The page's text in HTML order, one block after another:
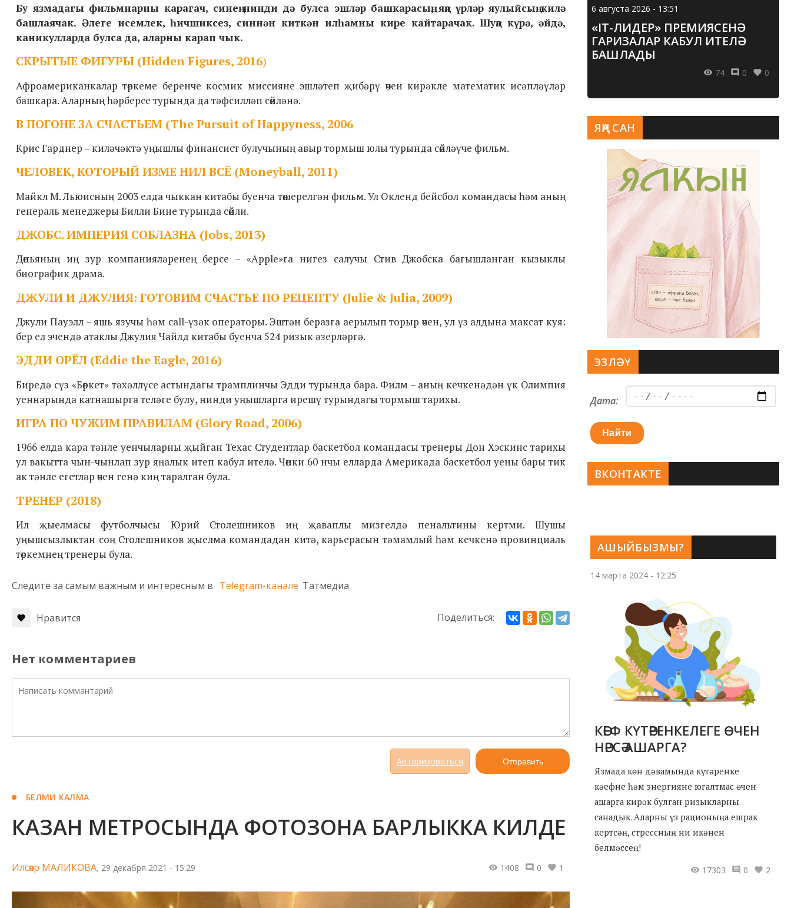
Бу язмадагы фильмнарны карагач, синең нинди дә булса эшләр башкарасың, яңа үрләр яулыйсың килә
башлаячак. Әлеге исемлек, һичшиксез, синнән киткән илһамны кире кайтарачак. Шуңа күрә, әйдә,
каникулларда булса да, аларны карап чык.
СКРЫТЫЕ ФИГУРЫ (Hidden Figures, 2016)
Афроамериканкалар төркеме беренче космик миссияне эшләтеп җибәрү өчен кирәкле математик исәпләүләр
башкара. Аларның һәрберсе турында да тәфсилләп сөйләнә.
В ПОГОНЕ ЗА СЧАСТЬЕМ (The Pursuit of Happyness, 2006
Крис Гарднер – киләчәктә уңышлы финансист булучының авыр тормыш юлы турында сөйләүче фильм.
ЧЕЛОВЕК, КОТОРЫЙ ИЗМЕ НИЛ ВСЁ (Moneyball, 2011)
Майкл М. Льюисның 2003 елда чыккан китабы буенча төшерелгән фильм. Ул Окленд бейсбол командасы һәм аның
генераль менеджеры Билли Бине турында сөйли.
ДЖОБС. ИМПЕРИЯ СОБЛАЗНА (Jobs, 2013)
Дөньяның иң зур компанияләренең берсе – «Apple»га нигез салучы Стив Джобска багышланган кызыклы
биографик драма.
ДЖУЛИ И ДЖУЛИЯ: ГОТОВИМ СЧАСТЬЕ ПО РЕЦЕПТУ (Julie & Julia, 2009)
Джули Пауэлл – яшь язучы һәм call-үзәк операторы. Эштән беразга аерылып торыр өчен, ул үз алдына максат куя:
бер ел эчендә атаклы Джулия Чайлд китабы буенча 524 ризык әзерләргә.
ЭДДИ ОРЁЛ (Eddie the Eagle, 2016)
Биредә сүз «Бөркет» тәхәллүсе астындагы трамплинчы Эдди турында бара. Филм – аның кечкенәдән үк Олимпия
уеннарында катнашырга теләге булу, нинди уңышларга ирешү турындагы тормыш тарихы.
ИГРА ПО ЧУЖИМ ПРАВИЛАМ (Glory Road, 2006)
1966 елда кара тәнле уенчыларны җыйган Техас Студентлар баскетбол командасы тренеры Дон Хэскинс тарихы
ул вакытта чын-чынлап зур яңалык итеп кабул ителә. Чөнки 60 нчы елларда Америкада баскетбол уены бары тик
ак тәнле егетләр өчен генә киң таралган була.
ТРЕНЕР (2018)
Ил җыелмасы футболчысы Юрий Столешников иң җаваплы мизгелдә пенальтины кертми. Шушы
уңышсызлыктан соң Столешников җыелма командадан китә, карьерасын тәмамлый һәм кечкенә провинциаль
төркемнең тренеры була.
Следите за самым важным и интересным в Telegram-канале Татмедиа
Нравится Поделиться:
Нет комментариев
Авторизоваться Отправить
БЕЛМИ КАЛМА
КАЗАН МЕТРОСЫНДА ФОТОЗОНА БАРЛЫККА КИЛДЕ
Илсөяр МАЛИКОВА, 29 декабря 2021 - 15:29 1408 0 1
6 августа 2026 - 13:51
«IT-ЛИДЕР» ПРЕМИЯСЕНӘ
ГАРИЗАЛАР КАБУЛ ИТЕЛӘ
БАШЛАДЫ
74 0 0
АШЫЙБЫЗМЫ?
14 марта 2024 - 12:25
КӘЕФ КҮТӘРЕНКЕЛЕГЕ ӨЧЕН
НӘРСӘ АШАРГА?
Язмада көн дәвамында күтәренке
кәефне һәм энергияне югалтмас өчен
ашарга кирәк булган ризыкларны
санадык. Аларны үз рационыңа ешрак
кертсәң, стрессның ни икәнен
белмәссең!
17303
0 2
ЯҢА САН
ЭЗЛӘҮ
Дата:
Найти
ВКОНТАКТЕ